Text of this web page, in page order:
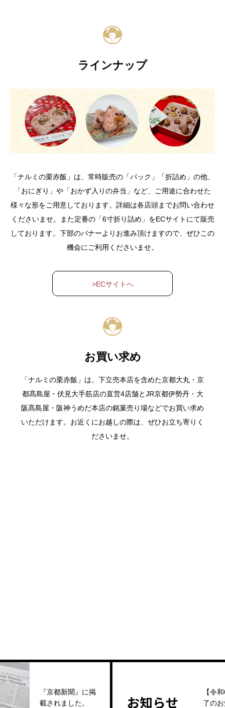
ラインナップ
「ナルミの栗赤飯」は、常時販売の「パック」「折詰め」の他、
「おにぎり」や「おかず入りの弁当」など、ご用途に合わせた
様々な形をご用意しております。詳細は各店頭までお問い合わせ
くださいませ。また定番の「6寸折り詰め」をECサイトにて販売
しております。下部のバナーよりお進み頂けますので、ぜひこの
機会にご利用くださいませ。
>ECサイトへ
お買い求め
「ナルミの栗赤飯」は、下立売本店を含めた京都大丸・京
都髙島屋・伏見大手筋店の直営4店舗とJR京都伊勢丹・大
阪髙島屋・阪神うめだ本店の銘菓売り場などでお買い求め
いただけます。お近くにお越しの際は、ぜひお立ち寄りく
ださいませ。
新聞』に掲
ました。
了のお知らせ】